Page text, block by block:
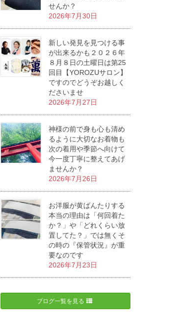
せんか？
2026年7月30日
新しい発見を見つける事
が出来るかも２０２６年
８月８日の土曜日は第25
回目【YOROZUサロン】
ですのでどうぞお越しく
ださいませ
2026年7月27日
神様の前で身も心も清め
るように大切なお着物も
次の着用や季節へ向けて
今一度丁寧に整えてあげ
ませんか？
2026年7月26日
お洋服が黄ばんたりする
本当の理由は「何回着た
か？」や「どれくらい放
置してた？」では無くそ
の時の『保管状況』が重
要なのです
2026年7月23日
ブログ一覧を見る